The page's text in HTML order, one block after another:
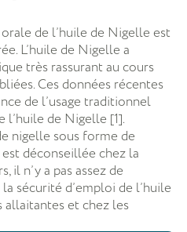
de l’huile de Nigelle est
L’huile de Nigelle a
très rassurant au cours
Ces données récentes
de l’usage traditionnel
l’huile de Nigelle [1].
nigelle sous forme de
déconseillée chez la
il n’y a pas assez de
sécurité d’emploi de l’huile
allaitantes et chez les